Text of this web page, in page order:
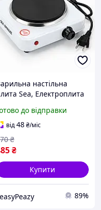
настільна
Sea, Електроплита
плита для
WS-53
до відправки
від48₴/міс
₴
₴
Купити
89%